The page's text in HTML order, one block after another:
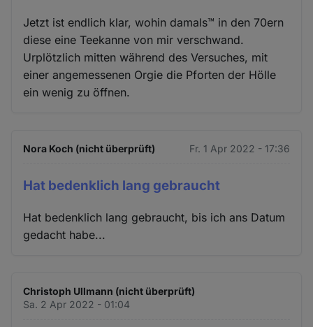
Jetzt ist endlich klar, wohin damals™ in den 70ern
diese eine Teekanne von mir verschwand.
Urplötzlich mitten während des Versuches, mit
einer angemessenen Orgie die Pforten der Hölle
ein wenig zu öffnen.
Nora Koch (nicht überprüft) Fr. 1 Apr 2022 - 17:36
Hat bedenklich lang gebraucht
Hat bedenklich lang gebraucht, bis ich ans Datum
gedacht habe...
Christoph Ullmann (nicht überprüft)
Sa. 2 Apr 2022 - 01:04